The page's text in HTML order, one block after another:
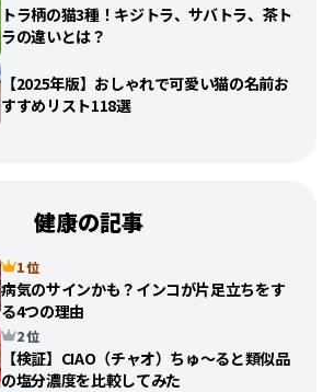
トラ柄の猫3種！キジトラ、サバトラ、茶ト
ラの違いとは？
【2025年版】おしゃれで可愛い猫の名前お
すすめリスト118選
健康の記事
1 位
病気のサインかも？インコが片足立ちをす
る4つの理由
2 位
【検証】CIAO（チャオ）ちゅ〜ると類似品
の塩分濃度を比較してみた